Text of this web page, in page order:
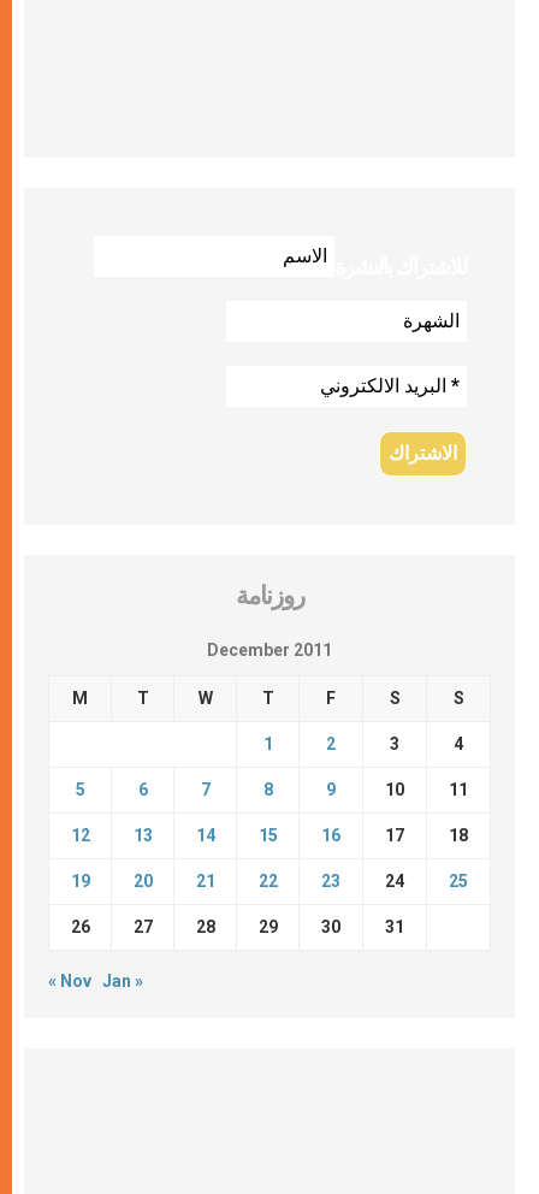
روزنامة
December 2011
M T W T F S S
1 2 3 4
5 6 7 8 9 10 11
12 13 14 15 16 17 18
19 20 21 22 23 24 25
26 27 28 29 30 31
« Nov Jan »